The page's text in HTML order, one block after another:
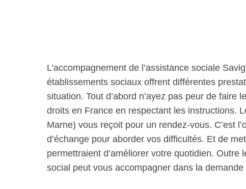
L’accompagnement de l’assistance sociale
établissements sociaux offrent différentes
situation. Tout d’abord n’ayez pas peur de
droits en France en respectant les instructions.
Marne) vous reçoit pour un rendez-vous. C’est
d’échange pour aborder vos difficultés. Et de
permettraient d’améliorer votre quotidien. Outre
social peut vous accompagner dans la